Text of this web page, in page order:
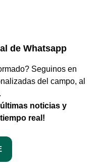
de Whatsapp
Seguinos en
del campo, al
noticias y
real!